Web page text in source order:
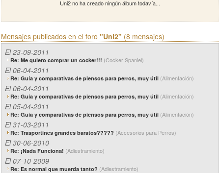
Uni2 no ha creado ningún álbum todavía...
Mensajes publicados en el foro "Uni2" (8 mensajes)
El 23-09-2011
Re: Me quiero comprar un cocker!!! (Cocker Spaniel)
El 06-04-2011
Re: Guía y comparativas de piensos para perros, muy útil (Alimentación)
El 06-04-2011
Re: Guía y comparativas de piensos para perros, muy útil (Alimentación)
El 05-04-2011
Re: Guía y comparativas de piensos para perros, muy útil (Alimentación)
El 31-03-2011
Re: Trasportines grandes baratos????? (Accesorios para Perros)
El 30-06-2010
Re: ¡Nada Funciona! (Adiestramiento)
El 07-10-2009
Re: Es normal que muerda tanto? (Adiestramiento)